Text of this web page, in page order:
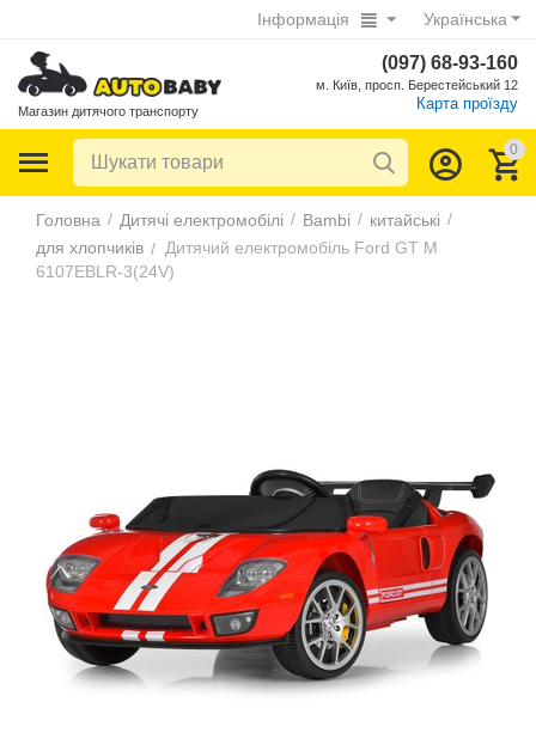
Українська
Інформація
Магазин дитячого транспорту
(097) 68-93-160
м. Київ, просп. Берестейський 12
Карта проїзду
0
Головна / Дитячі електромобілі / Bambi / китайські /
для хлопчиків / Дитячий електромобіль Ford GT M
6107EBLR-3(24V)